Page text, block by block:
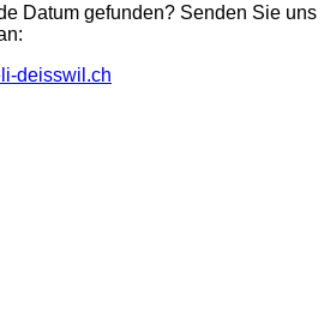
Datum gefunden? Senden Sie uns
deisswil.ch